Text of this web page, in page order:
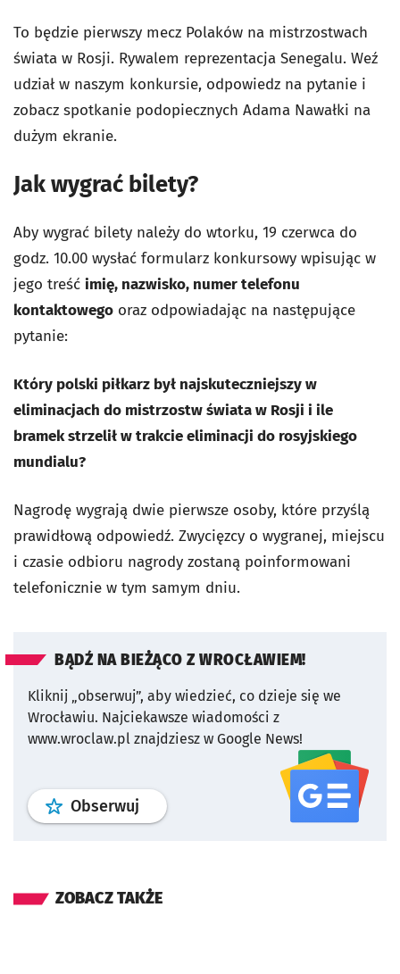
To będzie pierwszy mecz Polaków na mistrzostwach
świata w Rosji. Rywalem reprezentacja Senegalu. Weź
udział w naszym konkursie, odpowiedz na pytanie i
zobacz spotkanie podopiecznych Adama Nawałki na
dużym ekranie.
Jak wygrać bilety?
Aby wygrać bilety należy do wtorku, 19 czerwca do
godz. 10.00 wysłać formularz konkursowy wpisując w
jego treść imię, nazwisko, numer telefonu
kontaktowego oraz odpowiadając na następujące
pytanie:
Który polski piłkarz był najskuteczniejszy w
eliminacjach do mistrzostw świata w Rosji i ile
bramek strzelił w trakcie eliminacji do rosyjskiego
mundialu?
Nagrodę wygrają dwie pierwsze osoby, które przyślą
prawidłową odpowiedź. Zwycięzcy o wygranej, miejscu
i czasie odbioru nagrody zostaną poinformowani
telefonicznie w tym samym dniu.
BĄDŹ NA BIEŻĄCO Z WROCŁAWIEM!
Kliknij „obserwuj”, aby wiedzieć, co dzieje się we
Wrocławiu. Najciekawsze wiadomości z
www.wroclaw.pl znajdziesz w Google News!
Obserwuj profil serwisu
ZOBACZ TAKŻE